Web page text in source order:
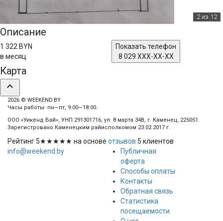
2из 12
Описание
1 322 BYN
в месяц
Показать телефон
8 029 XXX-XX-XX
Карта
expand_less
2026 © WEEKEND.BY
Часы работы: пн—пт, 9:00—18:00.
ООО «Уикенд Бай», УНП 291301716, ул. 8 марта 34В, г. Каменец, 225051.
Зарегистровано Каменецким райисполкомом 23.02.2017 г.
Рейтинг 5★★★★★ на основе отзывов 5 клиентов
info@weekend.by
Публичная
оферта
Способы оплаты
Контакты
Обратная связь
Статистика
посещаемости